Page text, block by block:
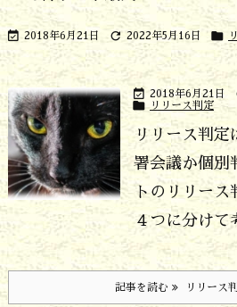
 2018年6月21日  2022年5月16日 
 2018年6月21日
 リリース判定
リリース判定
署会議か個別
トのリリース
４つに分けて
記事を読む リリース